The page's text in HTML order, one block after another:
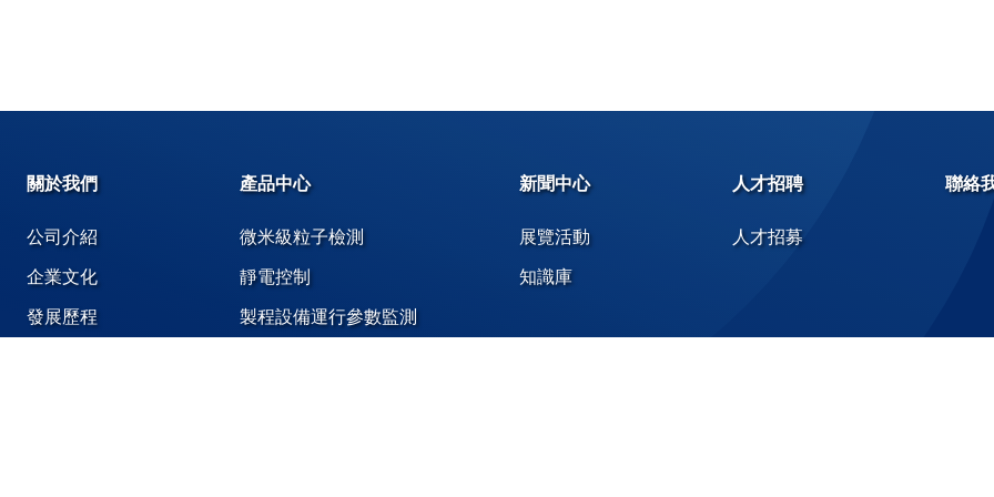
關於我們
公司介紹
企業文化
發展歷程
產品中心
微米級粒子檢測
靜電控制
製程設備運行參數監測
新聞中心
展覽活動
知識庫
人才招聘
人才招募
聯絡